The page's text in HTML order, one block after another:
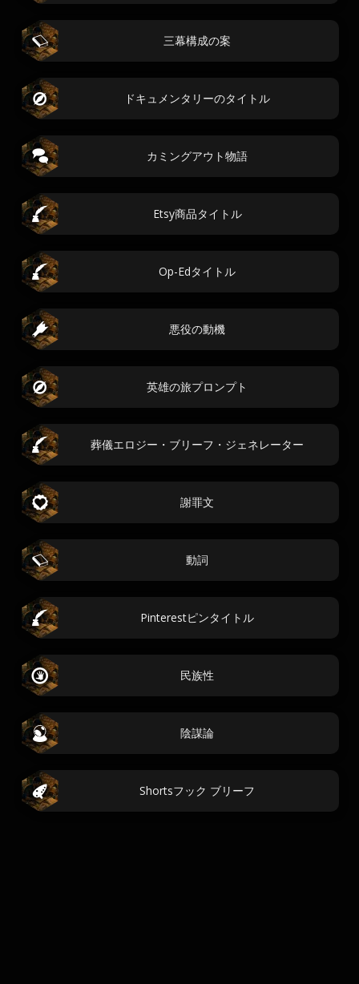
三幕構成の案
ドキュメンタリーのタイトル
カミングアウト物語
Etsy商品タイトル
Op-Edタイトル
悪役の動機
英雄の旅プロンプト
葬儀エロジー・ブリーフ・ジェネレーター
謝罪文
動詞
Pinterestピンタイトル
民族性
陰謀論
Shortsフック ブリーフ